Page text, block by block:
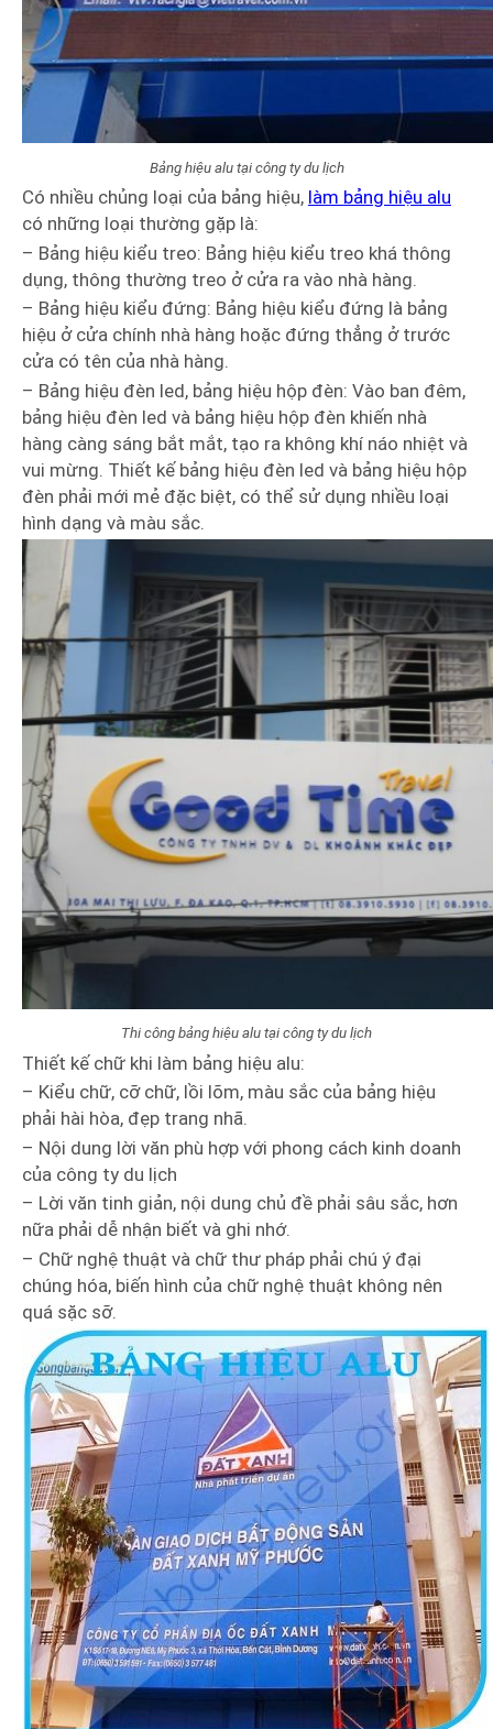
Bảng hiệu alu tại công ty du lịch
Có nhiều chủng loại của bảng hiệu, làm bảng hiệu alu
có những loại thường gặp là:
– Bảng hiệu kiểu treo: Bảng hiệu kiểu treo khá thông
dụng, thông thường treo ở cửa ra vào nhà hàng.
– Bảng hiệu kiểu đứng: Bảng hiệu kiểu đứng là bảng
hiệu ở cửa chính nhà hàng hoặc đứng thẳng ở trước
cửa có tên của nhà hàng.
– Bảng hiệu đèn led, bảng hiệu hộp đèn: Vào ban đêm,
bảng hiệu đèn led và bảng hiệu hộp đèn khiến nhà
hàng càng sáng bắt mắt, tạo ra không khí náo nhiệt và
vui mừng. Thiết kế bảng hiệu đèn led và bảng hiệu hộp
đèn phải mới mẻ đặc biệt, có thể sử dụng nhiều loại
hình dạng và màu sắc.
Thi công bảng hiệu alu tại công ty du lịch
Thiết kế chữ khi làm bảng hiệu alu:
– Kiểu chữ, cỡ chữ, lồi lõm, màu sắc của bảng hiệu
phải hài hòa, đẹp trang nhã.
– Nội dung lời văn phù hợp với phong cách kinh doanh
của công ty du lịch
– Lời văn tinh giản, nội dung chủ đề phải sâu sắc, hơn
nữa phải dễ nhận biết và ghi nhớ.
– Chữ nghệ thuật và chữ thư pháp phải chú ý đại
chúng hóa, biến hình của chữ nghệ thuật không nên
quá sặc sỡ.